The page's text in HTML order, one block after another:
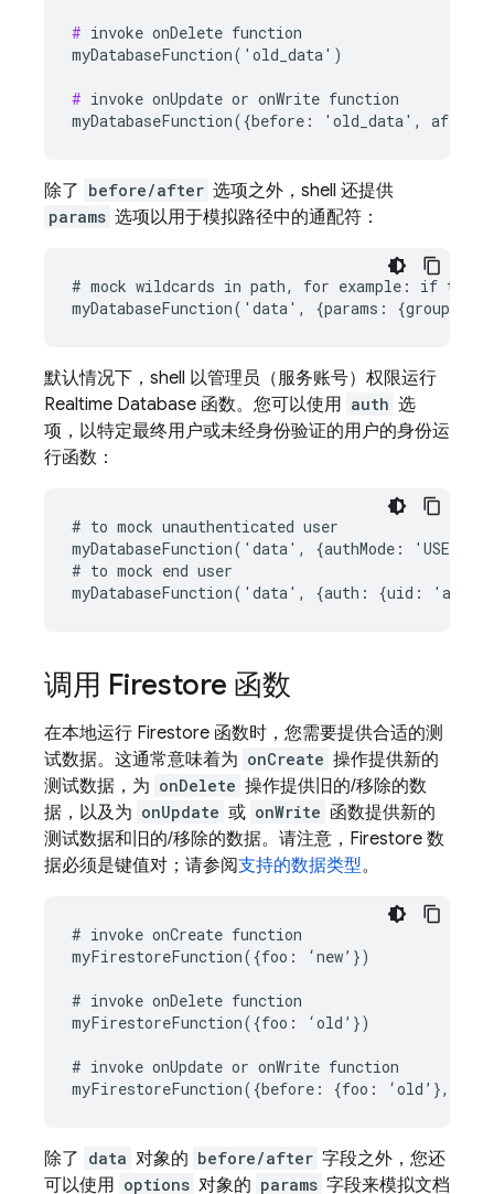
# invoke onDelete function
myDatabaseFunction('old_data')
# invoke onUpdate or onWrite function
除了 before/after 选项之外，shell 还提供
params 选项以用于模拟路径中的通配符：
# mock wildcards in path, for example: if the
默认情况下，shell 以管理员（服务账号）权限运行
Realtime Database 函数。您可以使用 auth 选
项，以特定最终用户或未经身份验证的用户的身份运
行函数：
# to mock unauthenticated user
myDatabaseFunction('data', {authMode: 'USER'})
# to mock end user
调用 Firestore 函数
在本地运行 Firestore 函数时，您需要提供合适的测
试数据。这通常意味着为 onCreate 操作提供新的
测试数据，为 onDelete 操作提供旧的/移除的数
据，以及为 onUpdate 或 onWrite 函数提供新的
测试数据和旧的/移除的数据。请注意，Firestore 数
据必须是键值对；请参阅支持的数据类型。
# invoke onCreate function
myFirestoreFunction({foo: ‘new’})
# invoke onDelete function
myFirestoreFunction({foo: ‘old’})
# invoke onUpdate or onWrite function
除了 data 对象的 before/after 字段之外，您还
可以使用 options 对象的 params 字段来模拟文档